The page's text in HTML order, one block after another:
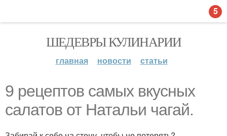
ШЕДЕВРЫ КУЛИНАРИИ
главная новости статьи
9 рецептов самых вкусных
салатов от Натальи чагай.
5